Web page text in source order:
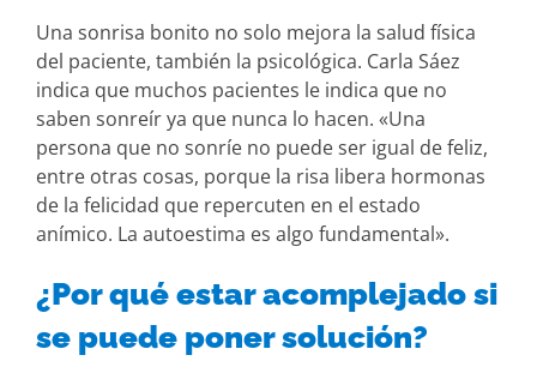
Una sonrisa bonito no solo mejora la salud física
del paciente, también la psicológica. Carla Sáez
indica que muchos pacientes le indica que no
saben sonreír ya que nunca lo hacen. «Una
persona que no sonríe no puede ser igual de feliz,
entre otras cosas, porque la risa libera hormonas
de la felicidad que repercuten en el estado
anímico. La autoestima es algo fundamental».
¿Por qué estar acomplejado si
se puede poner solución?